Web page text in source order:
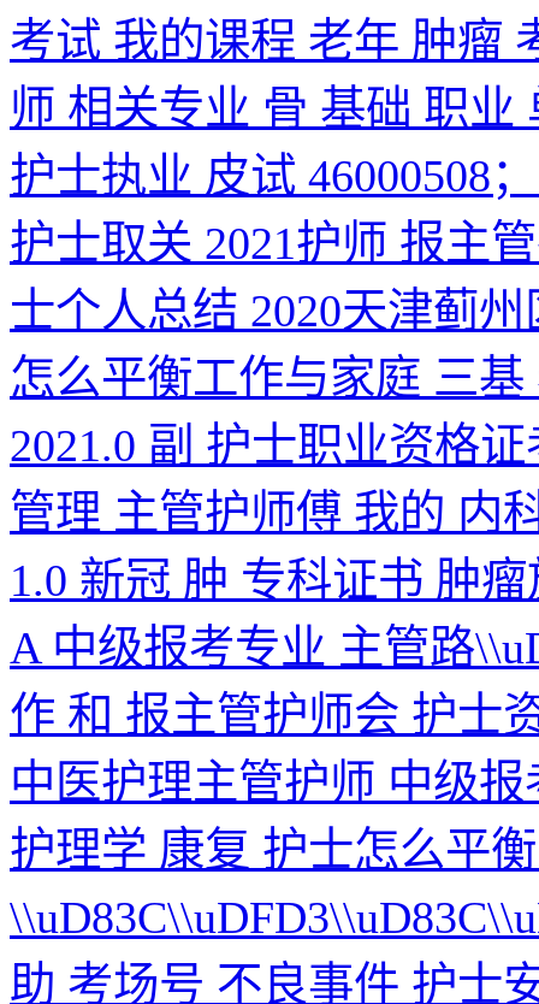
考试 我的课程 老年 肿瘤
师 相关专业 骨 基础 职业
护士执业 皮试 46000508
护士取关 2021护师 报主
士个人总结 2020天津蓟
怎么平衡工作与家庭 三基
2021.0 副 护士职业资格
管理 主管护师傅 我的 内
1.0 新冠 肿 专科证书 肿
A 中级报考专业 主管路
作 和 报主管护师会 护士
中医护理主管护师 中级
护理学 康复 护士怎么平
助 考场号 不良事件 护士